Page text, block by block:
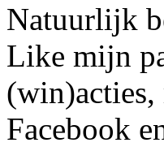
Natuurlijk
Like mijn
Facebook